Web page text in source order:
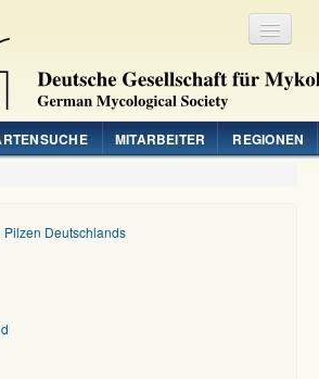
MITARBEITER REGIONEN
Deutschlands